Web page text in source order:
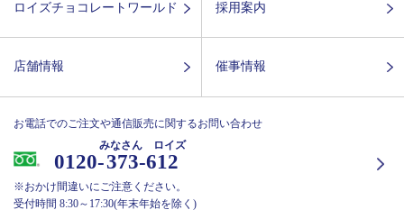
ロイズチョコレートワールド 採用案内
店舗情報 催事情報
お電話でのご注文や通信販売に関するお問い合わせ
0120-373-612
みなさん ロイズ
※おかけ間違いにご注意ください。
受付時間 8:30～17:30(年末年始を除く)